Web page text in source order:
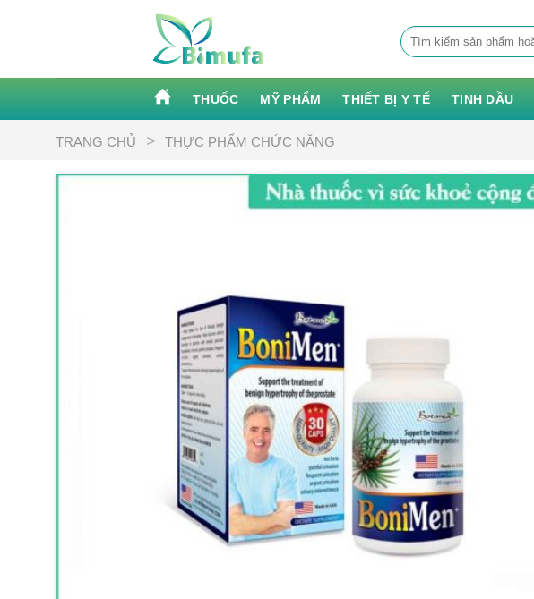
Tìm
kiếm:
THUỐC MỸ PHẨM THIẾT BỊ Y TẾ TINH DẦU
TRANG CHỦ > THỰC PHẨM CHỨC NĂNG